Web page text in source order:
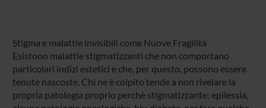
Stigma e malattie invisibili come Nuove Fragilità
Esistono malattie stigmatizzanti che non comportano
particolari indizi estetici e che, per questo, possono essere
tenute nascoste. Chi ne è colpito tende a non rivelare la
propria patologia proprio perchè stigmatizzante: epilessia,